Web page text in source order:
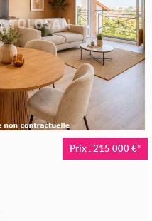
Prix : 215 000 €*